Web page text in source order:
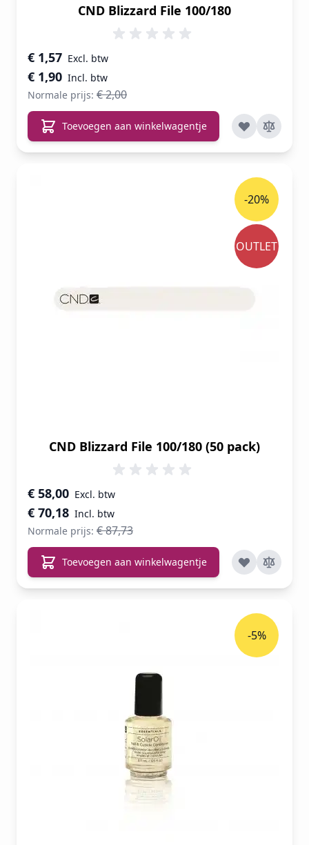
CND Blizzard File 100/180
Speciale prijs
€ 1,90
€ 1,57
Normale prijs: € 2,00
Toevoegen aan winkelwagentje
CND Blizzard File 100/180 (50 pack)
Speciale prijs
€ 70,18
€ 58,00
Normale prijs: € 87,73
-20%
OUTLET
Toevoegen aan winkelwagentje
-5%